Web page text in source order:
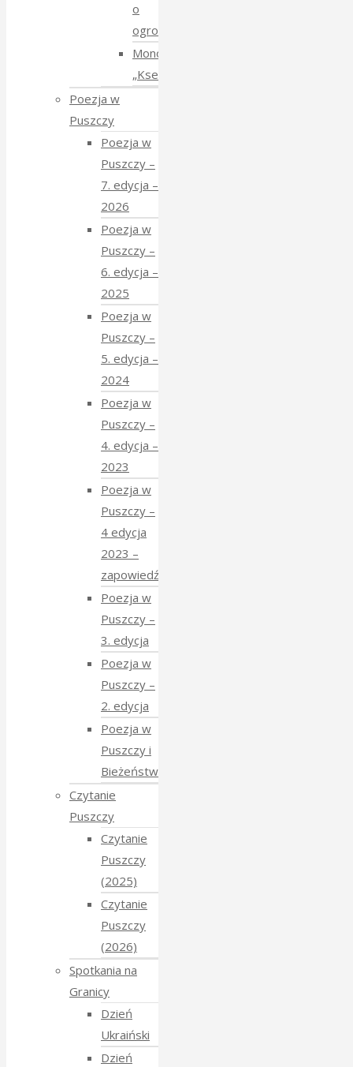
o
ogrodach
Monodram
„Ksenia”
Poezja w
Puszczy
Poezja w
Puszczy –
7. edycja –
2026
Poezja w
Puszczy –
6. edycja –
2025
Poezja w
Puszczy –
5. edycja –
2024
Poezja w
Puszczy –
4. edycja –
2023
Poezja w
Puszczy –
4 edycja
2023 –
zapowiedź
Poezja w
Puszczy –
3. edycja
Poezja w
Puszczy –
2. edycja
Poezja w
Puszczy i
Bieżeństwo
Czytanie
Puszczy
Czytanie
Puszczy
(2025)
Czytanie
Puszczy
(2026)
Spotkania na
Granicy
Dzień
Ukraiński
Dzień